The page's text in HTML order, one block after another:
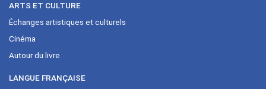
ARTS ET CULTURE
Échanges artistiques et culturels
Cinéma
Autour du livre
LANGUE FRANÇAISE